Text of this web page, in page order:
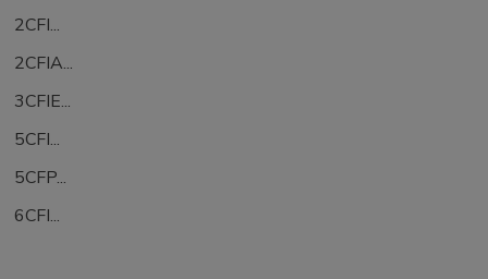
2CFI...
2CFIA...
3CFIE...
5CFI...
5CFP...
6CFI...